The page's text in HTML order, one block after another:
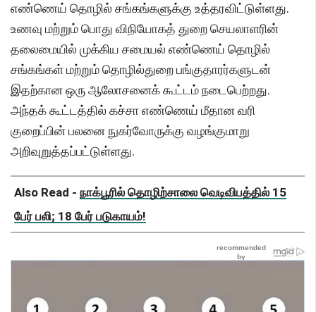
எண்ணெய் தொழில் சங்கங்களுக்கு உத்தரவிட்டுள்ளது.
உணவு மற்றும் பொது விநியோகத் துறை செயலாளரின்
தலைமையில் முக்கிய சமையல் எண்ணெய் தொழில்
சங்கங்கள் மற்றும் தொழில்துறை பங்குதாரர்களுடன்
இதற்கான ஒரு ஆலோசனைக் கூட்டம் நடைபெற்றது.
அந்தக் கூட்டத்தில் கச்சா எண்ணெய் மீதான வரி
குறைப்பின் பலனை நுகர்வோருக்கு வழங்குமாறு
அறிவுறுத்தப்பட்டுள்ளது.
Also Read - நாக்பூரில் தொழிற்சாலை வெடிவிபத்தில் 15
பேர் பலி; 18 பேர் படுகாயம்!